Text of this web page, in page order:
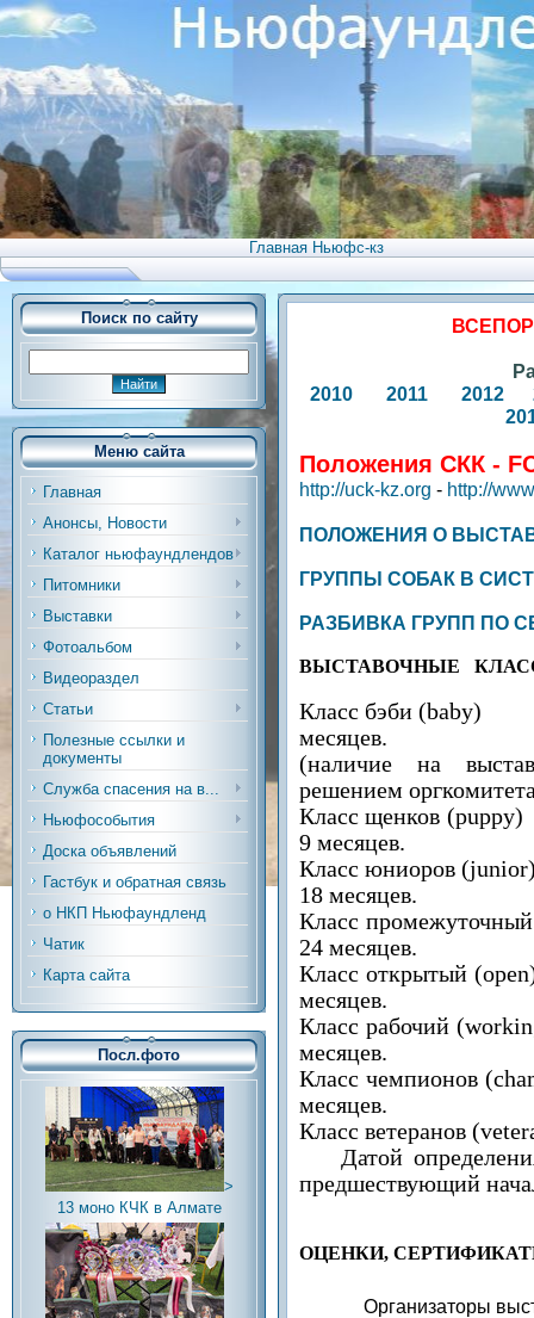
Главная Ньюфс-кз
Поиск по сайту
Меню сайта
Главная
Анонсы, Новости
Каталог ньюфаундлендов
Питомники
Выставки
Фотоальбом
Видеораздел
Статьи
Полезные ссылки и
документы
Служба спасения на в...
Ньюфособытия
Доска объявлений
Гастбук и обратная связь
о НКП Ньюфаундленд
Чатик
Карта сайта
Посл.фото
>
13 моно КЧК в Алмате
2010
2011 2012
Положения СКК -
http://uck-kz.org - http://
ПОЛОЖЕНИЯ О
ГРУППЫ СОБАК В
РАЗБИВКА ГРУПП ПО
ВЫСТАВОЧНЫЕ
Класс бэби (baby
месяцев.
(наличие на
решением
Класс щенков (puppy
9 месяцев.
Класс юниоров (junior
18 месяцев.
Класс
24 месяцев.
Класс открытый (open
месяцев.
Класс рабочий (
месяцев.
Класс чемпионов (
месяцев.
Класс ветеранов (
Датой определения
предшествующий
ОЦЕНКИ,
Организаторы